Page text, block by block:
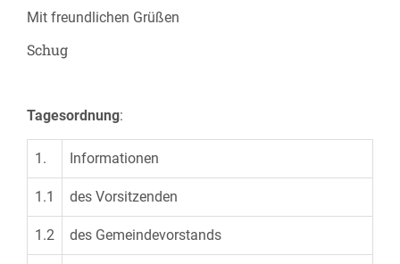
Mit freundlichen Grüßen
Schug
Tagesordnung:
1. Informationen
1.1 des Vorsitzenden
1.2 des Gemeindevorstands